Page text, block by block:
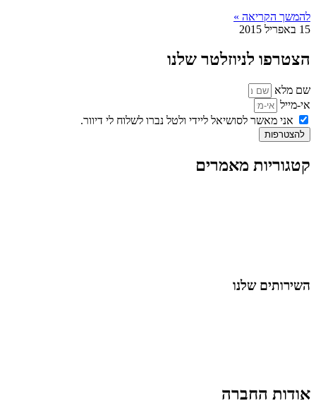
להמשך הקריאה »
15 באפריל 2015
הצטרפו לניוזלטר שלנו
שם מלא
אי-מייל
אני מאשר לסושיאל ליידי ולטל נברו לשלוח לי דיוור.
להצטרפות
קטגוריות מאמרים
השירותים שלנו
אודות החברה